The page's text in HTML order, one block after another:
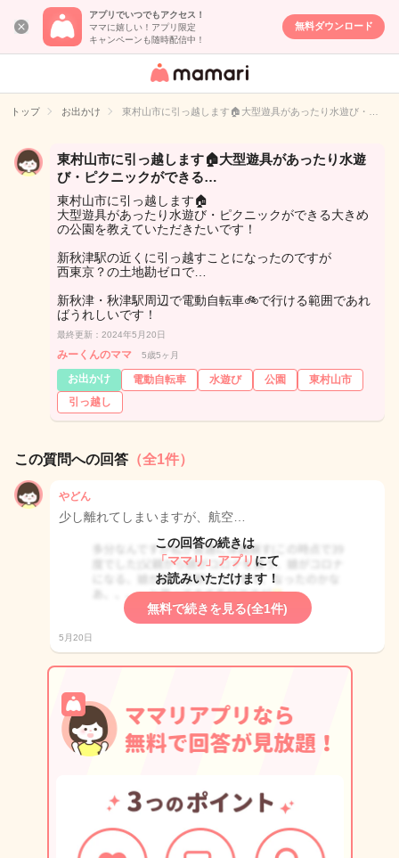
アプリでいつでもアクセス！
ママに嬉しい！アプリ限定
キャンペーンも随時配信中！
無料ダウンロード
女性専用匿名QA
イト
トップ お出かけ 東村山市に引っ越します🏠大型遊具があったり水遊び・…
東村山市に引っ越します🏠大型遊具があったり水遊
び・ピクニックができる…
東村山市に引っ越します🏠
大型遊具があったり水遊び・ピクニックができる大きめ
の公園を教えていただきたいです！
新秋津駅の近くに引っ越すことになったのですが
西東京？の土地勘ゼロで…
新秋津・秋津駅周辺で電動自転車🚲で行ける範囲であれ
ばうれしいです！
最終更新：2024年5月20日
みーくんのママ 5歳5ヶ月
お出かけ 電動自転車 水遊び 公園
東村山市
引っ越し
この質問への回答 （全1件）
やどん
少し離れてしまいますが、航空…
この回答の続きは
「ママリ」アプリ にて
お読みいただけます！
無料で続きを見る(全1件)
5月20日